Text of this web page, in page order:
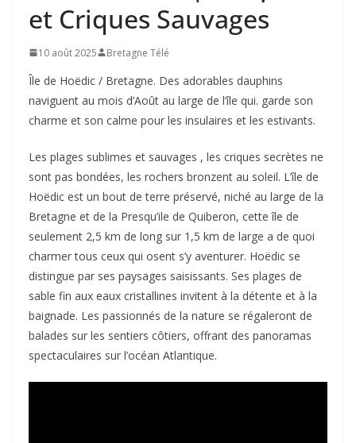
et Criques Sauvages
10 août 2025 Bretagne Télé
Île de Hoëdic / Bretagne. Des adorables dauphins
naviguent au mois d’Août au large de l’île qui. garde son
charme et son calme pour les insulaires et les estivants.
Les plages sublimes et sauvages , les criques secrètes ne
sont pas bondées, les rochers bronzent au soleil. L’île de
Hoëdic est un bout de terre préservé, niché au large de la
Bretagne et de la Presqu’ile de Quiberon, cette île de
seulement 2,5 km de long sur 1,5 km de large a de quoi
charmer tous ceux qui osent s’y aventurer. Hoëdic se
distingue par ses paysages saisissants. Ses plages de
sable fin aux eaux cristallines invitent à la détente et à la
baignade. Les passionnés de la nature se régaleront de
balades sur les sentiers côtiers, offrant des panoramas
spectaculaires sur l’océan Atlantique.